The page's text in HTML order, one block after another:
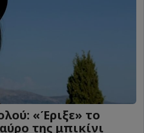
«Έριξε» το
της μπικίνι